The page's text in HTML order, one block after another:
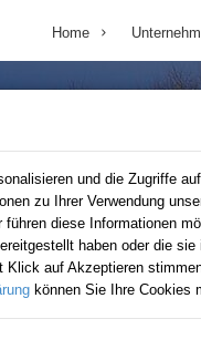
und die Zugriffe
zu Ihrer Verwendung
diese Informationen
haben oder die sie
Klick auf Akzeptieren
können Sie Ihre Cookies
Home